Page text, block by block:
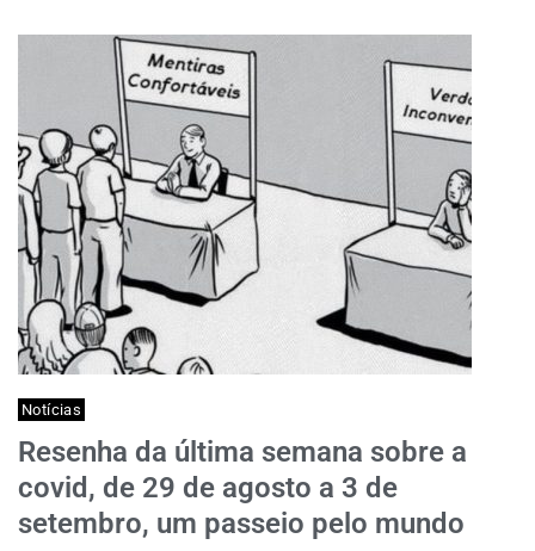
Notícias
Resenha da última semana sobre a
covid, de 29 de agosto a 3 de
setembro, um passeio pelo mundo